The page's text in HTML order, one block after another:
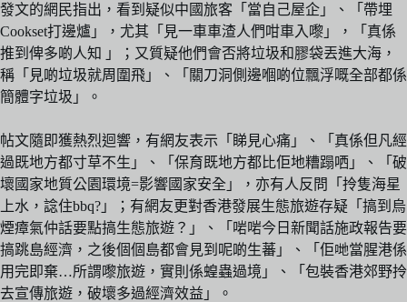
發文的網民指出，看到疑似中國旅客「當自己屋企」、「帶埋
Cookset打邊爐」，尤其「見一車車渣人們咁車入嚟」，「真係
推到俾多啲人知 」；又質疑他們會否將垃圾和膠袋丟進大海，
稱「見啲垃圾就周圍飛」、「關刀洞側邊嗰啲位飄浮嘅全部都係
簡體字垃圾」。
帖文隨即獲熱烈迴響，有網友表示「睇見心痛」、「真係但凡經
過既地方都寸草不生」、「保育既地方都比佢地糟蹋哂」、「破
壞國家地質公園環境=影響國家安全」，亦有人反問「拎隻海星
上水，諗住bbq?」；有網友更對香港發展生態旅遊存疑「搞到烏
煙瘴氣仲話要點搞生態旅遊？」、「啱啱今日新聞話施政報告要
搞跳島經濟，之後個個島都會見到呢啲生蕃」、「佢哋當腥港係
用完即棄…所謂嚟旅遊，實則係蝗蟲過境」、「包裝香港郊野拎
去宣傳旅遊，破壞多過經濟效益」。